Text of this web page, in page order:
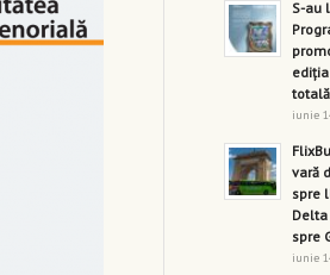
S-au
iunie
vară
spre
spre
iunie